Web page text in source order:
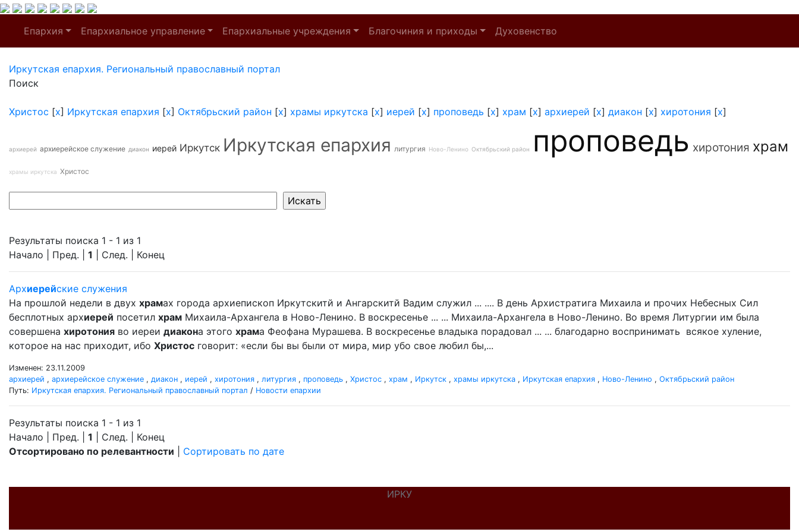
Епархия Епархиальное управление Епархиальные учреждения Благочиния и приходы Духовенство
Иркутская епархия. Региональный православный портал
Поиск
Христос [x] Иркутская епархия [x] Октябрьский район [x] храмы иркутска [x] иерей [x] проповедь [x] храм [x] архиерей [x] диакон [x] хиротония [x]
архиерей архиерейское служение диакон иерей Иркутск Иркутская епархия литургия Ново-Ленино Октябрьский район проповедь хиротония храм
храмы иркутска Христос
Результаты поиска 1 - 1 из 1
Начало | Пред. | 1 | След. | Конец
Архиерейские служения
На прошлой недели в двух храмах города архиепископ Иркутскитй и Ангарскитй Вадим служил ... .... В день Архистратига Михаила и прочих Небесных Сил
бесплотных архиерей посетил храм Михаила-Архангела в Ново-Ленино. В воскресенье ... ... Михаила-Архангела в Ново-Ленино. Во время Литургии им была
совершена хиротония во иереи диакона этого храма Феофана Мурашева. В воскресенье владыка порадовал ... ... благодарно воспринимать всякое хуление,
которое на нас приходит, ибо Христос говорит: «если бы вы были от мира, мир убо свое любил бы,...
Изменен: 23.11.2009
архиерей , архиерейское служение , диакон , иерей , хиротония , литургия , проповедь , Христос , храм , Иркутск , храмы иркутска , Иркутская епархия , Ново-Ленино , Октябрьский район
Путь: Иркутская епархия. Региональный православный портал / Новости епархии
Результаты поиска 1 - 1 из 1
Начало | Пред. | 1 | След. | Конец
Отсортировано по релевантности
Сортировать по дате
ИРКУ